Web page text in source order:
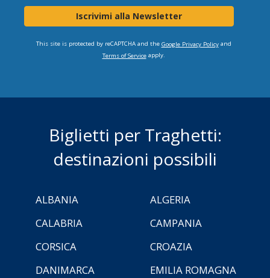
Iscrivimi alla Newsletter
This site is protected by reCAPTCHA and the Google Privacy Policyand
Terms of Serviceapply.
Biglietti per Traghetti:
destinazioni possibili
ALBANIA
ALGERIA
CALABRIA
CAMPANIA
CORSICA
CROAZIA
DANIMARCA
EMILIA ROMAGNA